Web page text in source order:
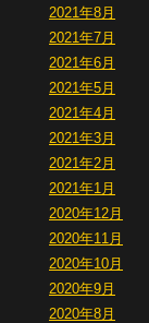
2021年8月
2021年7月
2021年6月
2021年5月
2021年4月
2021年3月
2021年2月
2021年1月
2020年12月
2020年11月
2020年10月
2020年9月
2020年8月